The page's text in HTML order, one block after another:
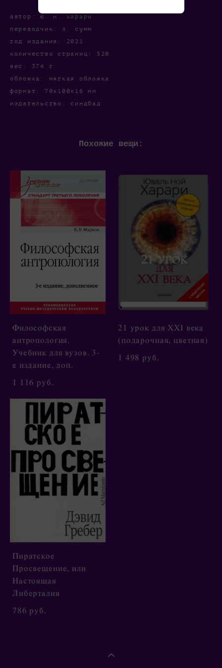
автор: ю. н. харари
переводчик: л. сумм
год издания: 2021
количество страниц: 520
вес: 374 г
обложка: мягкая обложка
формат: 70х100х16 мм
издательство: синдбад
Похожие вещи:
Философская
антропология.
Учебник для вузов. 3-
е издание, доп.
1 116 pуб.
21 урок для XXI века
(подарочная, цветная)
1 498 pуб.
Пиратское
Просвещение, или
Настоящая
Либерталия
786 pуб.